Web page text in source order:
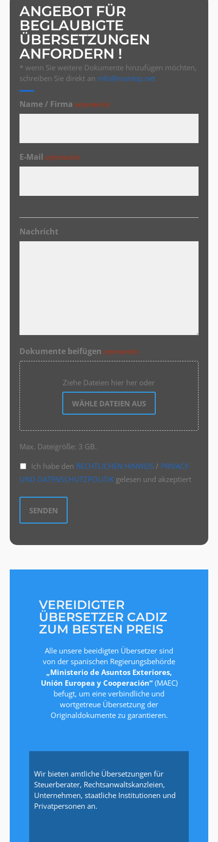
ANGEBOT FÜR
BEGLAUBIGTE
ÜBERSETZUNGEN
ANFORDERN !
* wenn Sie weitere Dokumente hinzufügen möchten,
schreiben Sie direkt an info@manlop.net
Name / Firma (erforderlich)
E-Mail (erforderlich)
Nachricht
Dokumente beifügen (erforderlich)
Ziehe Dateien hier her oder
WÄHLE DATEIEN AUS
Max. Dateigröße: 3 GB.
Ich habe den RECHTLICHEN HINWEIS / PRIVACY-
UND DATENSCHUTZPOLITIK gelesen und akzeptiert
VEREIDIGTER
ÜBERSETZER CADIZ
ZUM BESTEN PREIS
Alle unsere beeidigten Übersetzer sind
von der spanischen Regierungsbehörde
„Ministerio de Asuntos Exteriores,
Unión Europea y Cooperación“(MAEC)
befugt, um eine verbindliche und
wortgetreue Übersetzung der
Originaldokumente zu garantieren.
Wir bieten amtliche Übersetzungen für
Steuerberater, Rechtsanwaltskanzleien,
Unternehmen, staatliche Institutionen und
Privatpersonen an.